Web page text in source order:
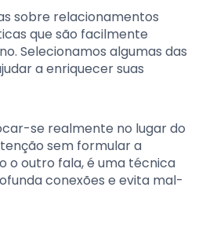
sobre relacionamentos
que são facilmente
Selecionamos algumas das
a enriquecer suas
se realmente no lugar do
sem formular a
o outro fala, é uma técnica
conexões e evita mal-